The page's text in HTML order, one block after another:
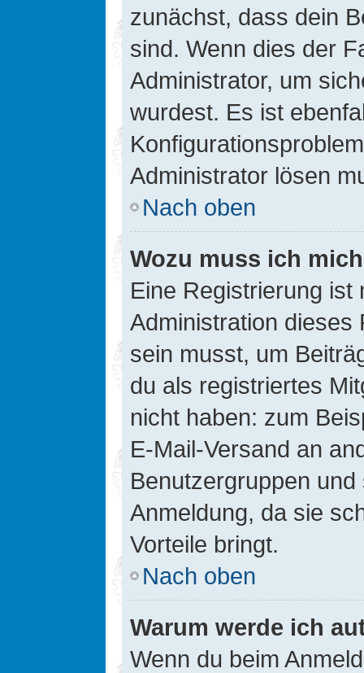
zunächst, dass dein
sind. Wenn dies der
Administrator, um
wurdest. Es ist
Administrator lösen
Nach oben
Wozu muss ich
Eine Registrierung ist
Administration dieses
sein musst, um
du als registriertes
nicht haben: zum
E-Mail-Versand an
Benutzergruppen
Anmeldung, da sie
Vorteile bringt.
Nach oben
Warum werde ich
Wenn du beim